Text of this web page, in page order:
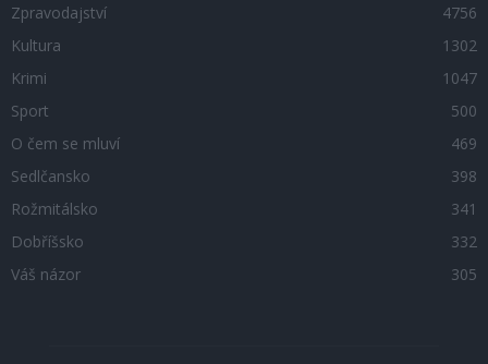
Zpravodajství
4756
Kultura
1302
Krimi
1047
Sport
500
O čem se mluví
469
Sedlčansko
398
Rožmitálsko
341
Dobříšsko
332
Váš názor
305